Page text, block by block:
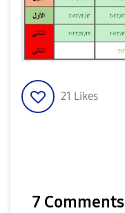
21 Likes
7 Comments